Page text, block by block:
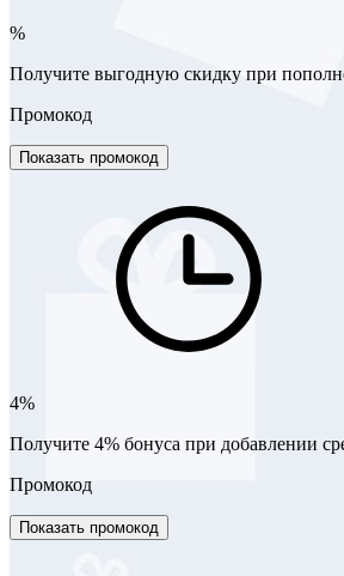
%
Получите выгодную скидку при
Промокод
Показать промокод
4%
Получите 4% бонуса при добавлении
Промокод
Показать промокод